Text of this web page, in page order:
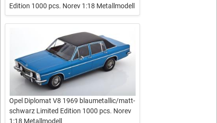
Edition 1000 pcs. Norev 1:18 Metallmodell
Opel Diplomat V8 1969 blaumetallic/matt-
schwarz Limited Edition 1000 pcs. Norev
1:18 Metallmodell